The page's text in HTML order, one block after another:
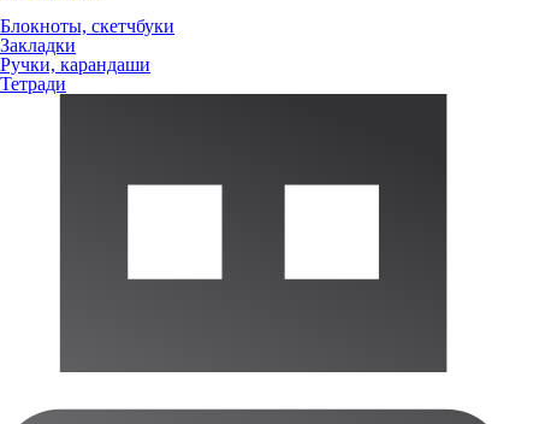
Блокноты, скетчбуки
Закладки
Ручки, карандаши
Тетради